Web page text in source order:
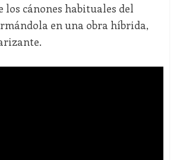
los cánones habituales del
en una obra híbrida,